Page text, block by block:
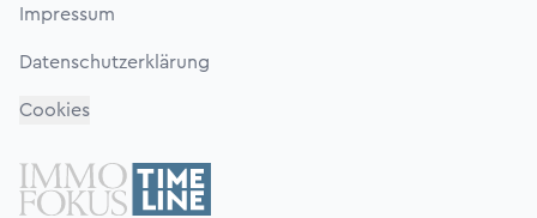
Impressum
Datenschutzerklärung
Cookies